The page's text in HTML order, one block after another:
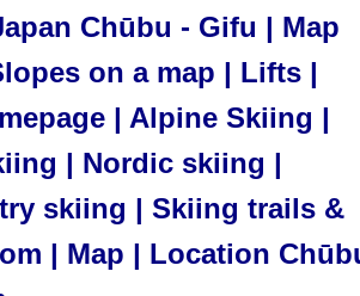
Chūbu - Gifu | Map
on a map | Lifts |
| Alpine Skiing |
| Nordic skiing |
skiing | Skiing trails &
| Map | Location